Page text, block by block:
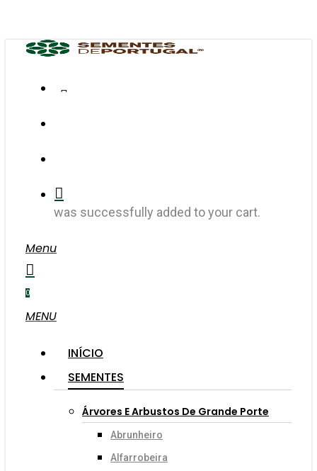
content
was successfully added to your cart.
Menu
search
account
0
MENU
INÍCIO
SEMENTES
Árvores E Arbustos De Grande Porte
Abrunheiro
Alfarrobeira